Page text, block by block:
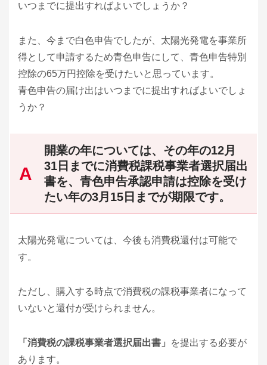
いつまでに提出すればよいでしょうか？
また、今まで白色申告でしたが、太陽光発電を事業所
得として申請するため青色申告にして、青色申告特別
控除の65万円控除を受けたいと思っています。
青色申告の届け出はいつまでに提出すればよいでしょ
うか？
開業の年については、その年の12月
31日までに消費税課税事業者選択届出
書を、青色申告承認申請は控除を受け
たい年の3月15日までが期限です。
太陽光発電については、今後も消費税還付は可能で
す。
ただし、購入する時点で消費税の課税事業者になって
いないと還付が受けられません。
「消費税の課税事業者選択届出書」
を提出する必要が
あります。